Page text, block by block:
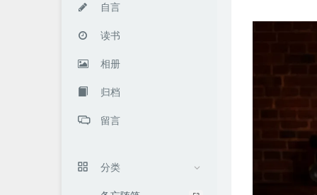
自言
读书
相册
归档
留言
分类